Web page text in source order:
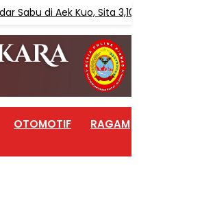
Kuo, Sita 3,10 Gram Sabu
OTOMOTIF RAGAM